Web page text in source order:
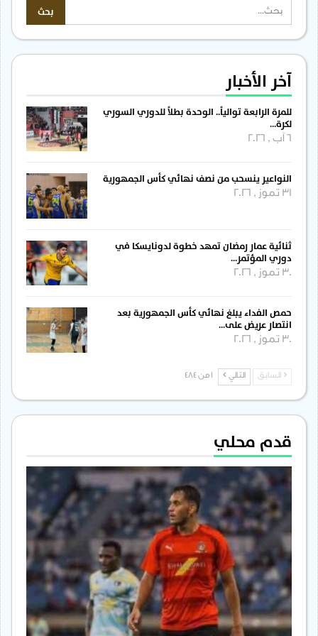
آخر الأخبار
للمرة الرابعة توالياً.. الوحدة بطلاً للدوري السوري
لكرة…
النواعير ينسحب من نصف نهائي كأس الجمهورية
31 تموز , 2026
ثنائية عمار رمضان تمهد خطوة لدونايسكا في
دوري المؤتمر…
30 تموز , 2026
حمص الفداء يبلغ نهائي كأس الجمهورية بعد
انتصار عريض على…
30 تموز , 2026
السابق التالي
قدم محلي